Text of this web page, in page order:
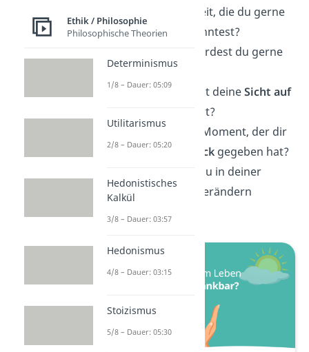
Gibt es eine Fähigkeit, die du gerne
sofortmeistern
könntest?
würdest du gerne
wohnen wollen?
Welches Ereignis hat deineSicht auf
verändert?
Was war der letzte Moment, der dir
das Gefühl von Glückgegeben hat?
Gibt es etwas, das du in deiner
Umgebunggerne verändern
Ethik / Philosophie
Philosophische Theorien
Determinismus
1/8 – Dauer: 05:09
Utilitarismus
2/8 – Dauer: 05:20
Hedonistisches
Kalkül
3/8 – Dauer: 03:57
Hedonismus
4/8 – Dauer: 03:15
Stoizismus
5/8 – Dauer: 05:30